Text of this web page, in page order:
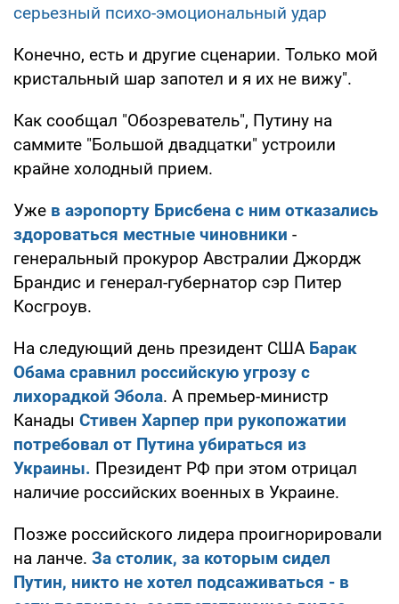
серьезный психо-эмоциональный удар
Конечно, есть и другие сценарии. Только мой
кристальный шар запотел и я их не вижу".
Как сообщал "Обозреватель", Путину на
саммите "Большой двадцатки" устроили
крайне холодный прием.
Уже в аэропорту Брисбена с ним отказались
здороваться местные чиновники -
генеральный прокурор Австралии Джордж
Брандис и генерал-губернатор сэр Питер
Косгроув.
На следующий день президент США Барак
Обама сравнил российскую угрозу с
лихорадкой Эбола. А премьер-министр
Канады Стивен Харпер при рукопожатии
потребовал от Путина убираться из
Украины. Президент РФ при этом отрицал
наличие российских военных в Украине.
Позже российского лидера проигнорировали
на ланче. За столик, за которым сидел
Путин, никто не хотел подсаживаться - в